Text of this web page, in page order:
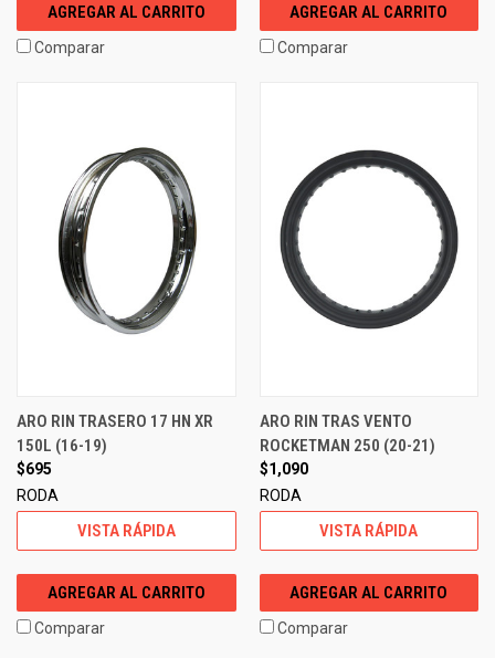
AGREGAR AL CARRITO
Comparar
AGREGAR AL CARRITO
Comparar
ARO RIN TRASERO 17 HN XR
150L (16-19)
$695
RODA
VISTA RÁPIDA
AGREGAR AL CARRITO
Comparar
ARO RIN TRAS VENTO
ROCKETMAN 250 (20-21)
$1,090
RODA
VISTA RÁPIDA
AGREGAR AL CARRITO
Comparar